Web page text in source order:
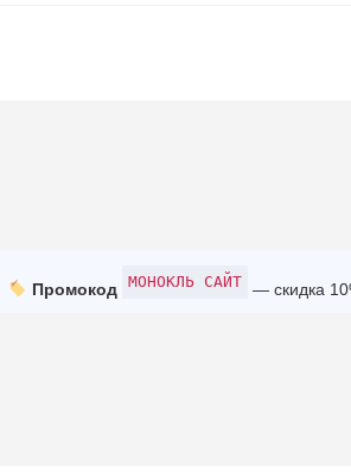
Промокод МОНОКЛЬ САЙТ — скидка